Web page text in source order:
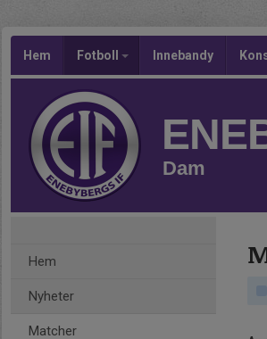
Hem Fotboll Innebandy
Dam
Hem
Nyheter
Matcher